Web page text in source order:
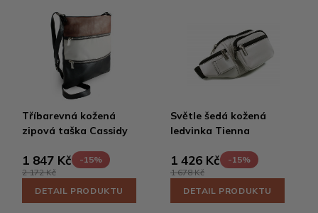
Tříbarevná kožená
zipová taška Cassidy
1 847 Kč
-15%
2 172 Kč
DETAIL PRODUKTU
Světle šedá kožená
ledvinka Tienna
1 426 Kč
-15%
1 678 Kč
DETAIL PRODUKTU